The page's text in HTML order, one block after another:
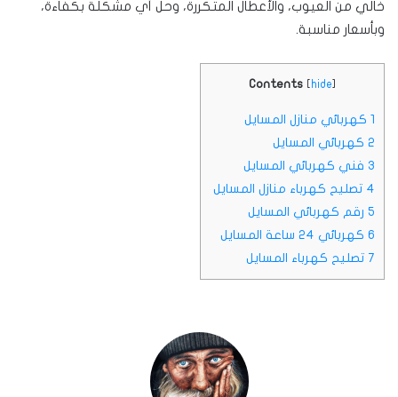
خالي من العيوب، والأعطال المتكررة، وحل أي مشكلة بكفاءة،
وبأسعار مناسبة.
Contents [ hide]
1 كهربائي منازل المسايل
2 كهربائي المسايل
3 فني كهربائي المسايل
4 تصليح كهرباء منازل المسايل
5 رقم كهربائي المسايل
6 كهربائي 24 ساعة المسايل
7 تصليح كهرباء المسايل